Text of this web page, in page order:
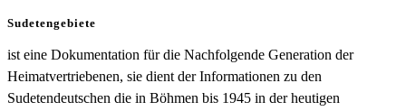
Sudetengebiete
ist eine Dokumentation für die Nachfolgende Generation der
Heimatvertriebenen, sie dient der Informationen zu den
Sudetendeutschen die in Böhmen bis 1945 in der heutigen